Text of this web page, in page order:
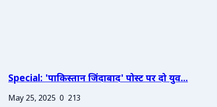
Special: 'पाकिस्तान जिंदाबाद' पोस्ट पर दो युव...
May 25, 2025 0 213